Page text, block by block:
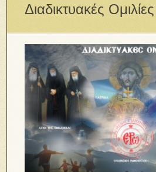
Διαδικτυακές Ομιλίες